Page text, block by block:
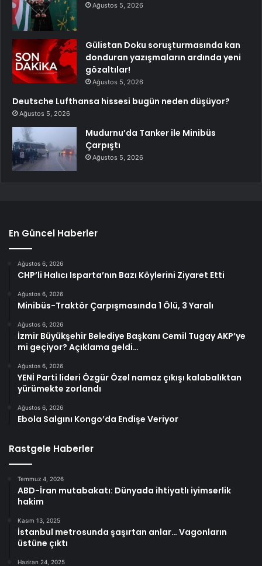
Ağustos 5, 2026
Gülistan Doku soruşturmasında kan
donduran yazışmaların ardında yeni
gözaltılar!
Ağustos 5, 2026
Deutsche Lufthansa hissesi bugün neden düşüyor?
Ağustos 5, 2026
Mudurnu’da Tanker ile Minibüs
Çarpıştı
Ağustos 5, 2026
En Güncel Haberler
Ağustos 6, 2026
CHP’li Halıcı Isparta’nın Bazı Köylerini Ziyaret Etti
Ağustos 6, 2026
Minibüs-Traktör Çarpışmasında 1 Ölü, 3 Yaralı
Ağustos 6, 2026
İzmir Büyükşehir Belediye Başkanı Cemil Tugay AKP’ye
mi geçiyor? Açıklama geldi…
Ağustos 6, 2026
YENİ Parti lideri Özgür Özel namaz çıkışı kalabalıktan
yürümekte zorlandı
Ağustos 6, 2026
Ebola Salgını Kongo’da Endişe Veriyor
Rastgele Haberler
Temmuz 4, 2026
ABD-İran mutabakatı: Dünyada ihtiyatlı iyimserlik
hakim
Kasım 13, 2025
İstanbul metrosunda şaşırtan anlar… Vagonların
üstüne çıktı
Haziran 24, 2025